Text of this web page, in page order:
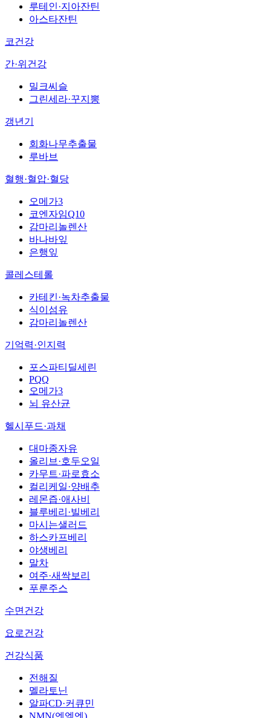
루테인·지아잔틴
아스타잔틴
코건강
간·위건강
밀크씨슬
그린세라·꾸지뽕
갱년기
회화나무추출물
루바브
혈행·혈압·혈당
오메가3
코엔자임Q10
감마리놀렌산
바나바잎
은행잎
콜레스테롤
카테킨·녹차추출물
식이섬유
감마리놀렌산
기억력·인지력
포스파티딜세린
PQQ
오메가3
뇌 유산균
헬시푸드·과채
대마종자유
올리브·호두오일
카무트·파로효소
컬리케일·양배추
레몬즙·애사비
블루베리·빌베리
마시는샐러드
하스카프베리
야생베리
말차
여주·새싹보리
푸룬주스
수면건강
요로건강
건강식품
전해질
멜라토닌
알파CD·커큐민
NMN(엔엠엔)